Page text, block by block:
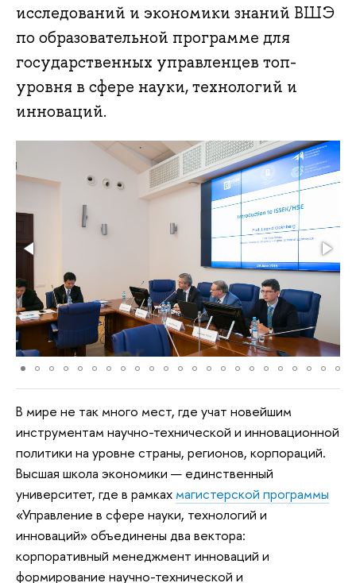
исследований и экономики знаний ВШЭ
по образовательной программе для
государственных управленцев топ-
уровня в сфере науки, технологий и
инноваций.
В мире не так много мест, где учат новейшим
инструментам научно-технической и инновационной
политики на уровне страны, регионов, корпораций.
Высшая школа экономики — единственный
университет, где в рамках магистерской программы
«Управление в сфере науки, технологий и
инноваций» объединены два вектора:
корпоративный менеджмент инноваций и
формирование научно-технической и